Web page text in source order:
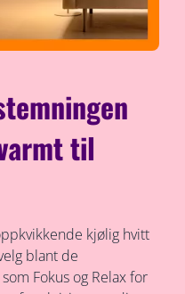
til
kjølig hvitt
blant de
Fokus og Relax for